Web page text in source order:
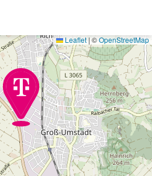
Leaflet|©OpenStreetMap